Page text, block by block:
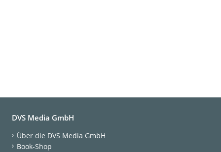
DVS Media GmbH
Über die DVS Media GmbH
Book-Shop